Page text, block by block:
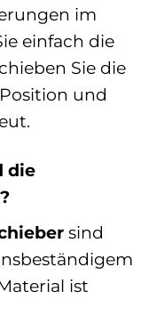
im
einfach die
Sie die
und
die
sind
ist